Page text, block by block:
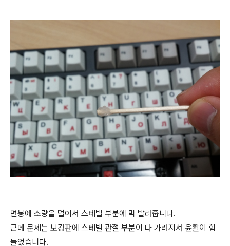
면봉에 소량을 덜어서 스테빌 부분에 막 발라줍니다.
근데 문제는 보강판에 스테빌 관절 부분이 다 가려져서 윤활이 힘
들었습니다.